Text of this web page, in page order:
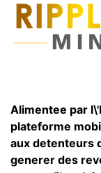
Alimentee par
plateforme
aux detenteurs
generer des